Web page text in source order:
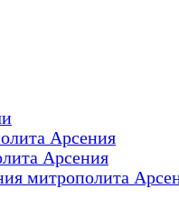
Арсения
Арсения
митрополита